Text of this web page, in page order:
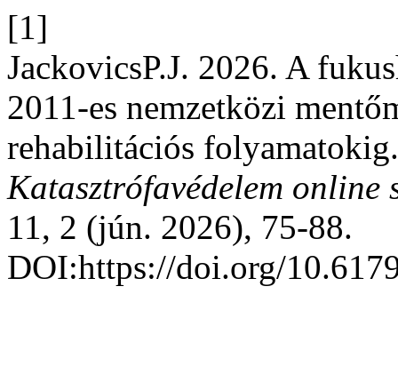
[1]
JackovicsP.J. 2026. A
2011-es nemzetközi
rehabilitációs
Katasztrófavédelem online
11, 2 (jún. 2026), 75-88.
DOI:https://doi.org/